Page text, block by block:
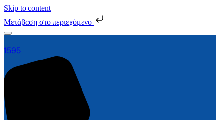
Skip to content
Μετάβαση στο περιεχόμενο
1595